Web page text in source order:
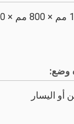
مم
وضع:
أو اليسار